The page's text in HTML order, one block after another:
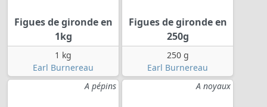
Figues de gironde en
1kg
1 kg
Earl Burnereau
Figues de gironde en
250g
250 g
Earl Burnereau
A pépins
A noyaux